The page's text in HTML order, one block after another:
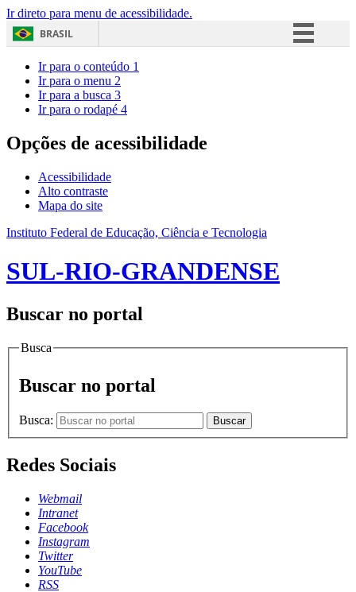
Ir direto para menu de acessibilidade.
BRASIL
Acesso à informação
Ir para o conteúdo 1
Ir para o menu 2
Ir para a busca 3
Ir para o rodapé 4
Opções de acessibilidade
Acessibilidade
Alto contraste
Mapa do site
Instituto Federal de Educação, Ciência e Tecnologia
SUL-RIO-GRANDENSE
Buscar no portal
Busca
Buscar no portal
Busca: Buscar
Redes Sociais
Webmail
Intranet
Facebook
Instagram
Twitter
YouTube
RSS